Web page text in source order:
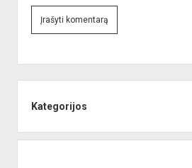
e
n
Kategorijos